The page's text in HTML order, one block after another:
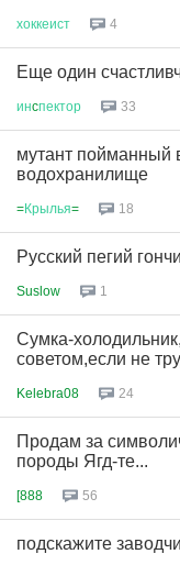
хоккеист 4
Еще один
инcпектор 33
мутант пойманный
водохранилище
=Крылья= 18
Русский пегий
Suslow 1
Сумка-
советом,если не
Kelebra08 24
Продам за
породы Ягд-те...
[888 56
подскажите